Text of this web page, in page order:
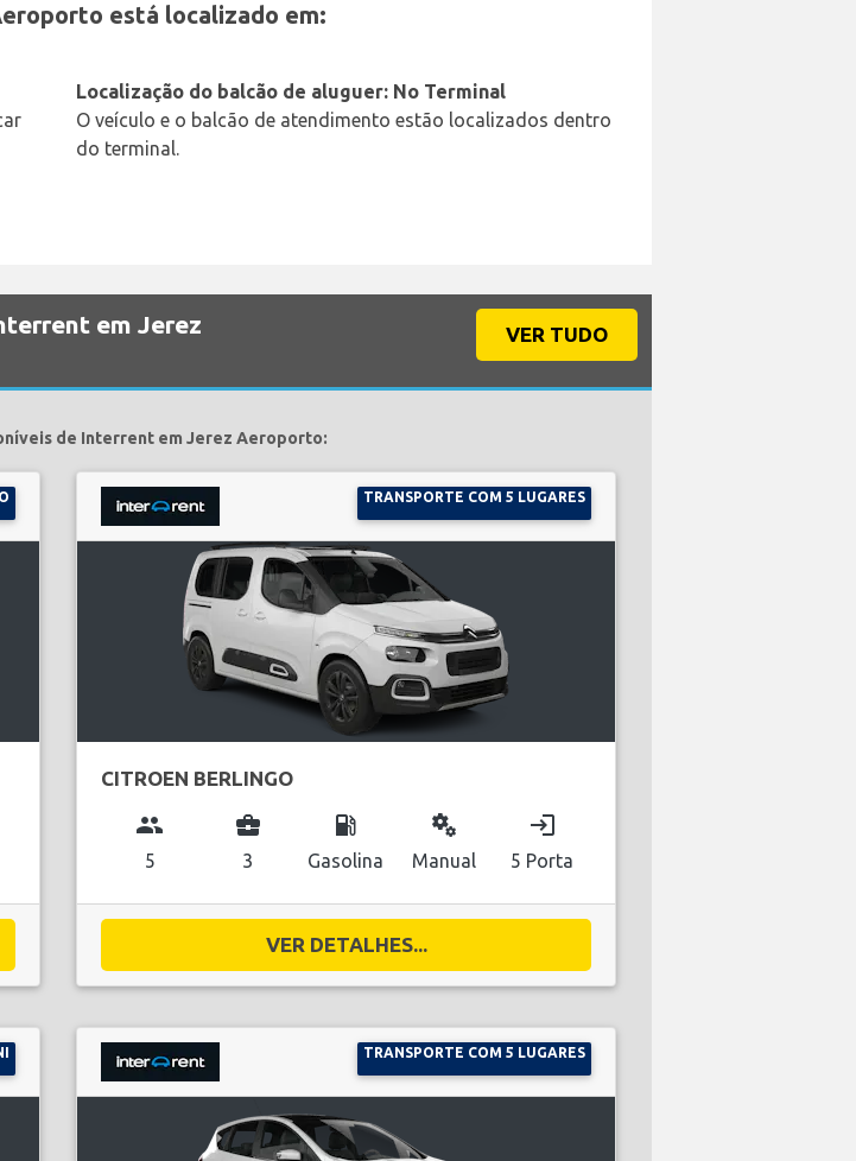
está localizado em:
Localização do balcão de aluguer: No Terminal
O veículo e o balcão de atendimento estão localizados dentro
do terminal.
em Jerez
VER TUDO
de Interrent em Jerez Aeroporto:
TRANSPORTE COM 5 LUGARES
CITROEN BERLINGO
group
5
business_center
3
local_gas_station
Gasolina
miscellaneous_services
Manual
login
5 Porta
VER DETALHES...
TRANSPORTE COM 5 LUGARES